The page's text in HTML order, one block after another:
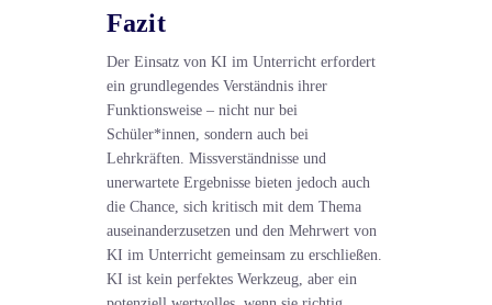
Fazit
Der Einsatz von KI im Unterricht erfordert
ein grundlegendes Verständnis ihrer
Funktionsweise – nicht nur bei
Schüler*innen, sondern auch bei
Lehrkräften. Missverständnisse und
unerwartete Ergebnisse bieten jedoch auch
die Chance, sich kritisch mit dem Thema
auseinanderzusetzen und den Mehrwert von
KI im Unterricht gemeinsam zu erschließen.
KI ist kein perfektes Werkzeug, aber ein